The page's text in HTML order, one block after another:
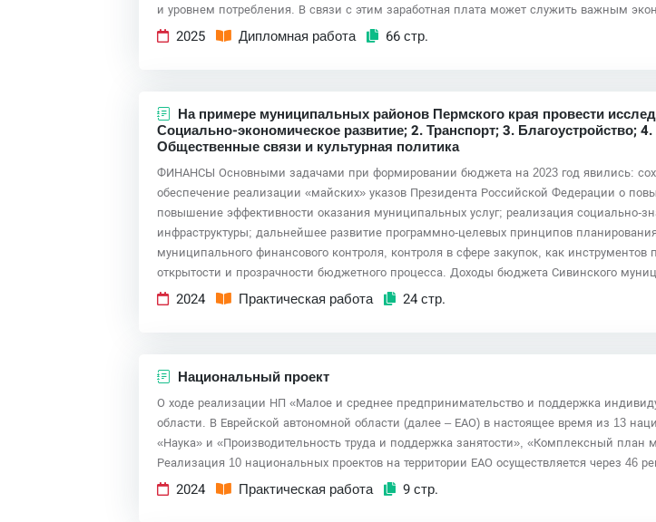
и уровнем потребления. В связи с этим заработная плата может служить важным
2025 Дипломная работа 66 стр.
На примере муниципальных районов Пермского края провести
Социально-экономическое развитие; 2. Транспорт; 3.
Общественные связи и культурная политика
ФИНАНСЫ Основными задачами при формировании бюджета на 2023 год явились:
обеспечение реализации «майских» указов Президента Российской Федерации о
повышение эффективности оказания муниципальных услуг; реализация социально-
инфраструктуры; дальнейшее развитие программно-целевых принципов
муниципального финансового контроля, контроля в сфере закупок, как
открытости и прозрачности бюджетного процесса. Доходы бюджета Сивинского
2024 Практическая работа 24 стр.
Национальный проект
О ходе реализации НП «Малое и среднее предпринимательство и поддержка
области. В Еврейской автономной области (далее – ЕАО) в настоящее время из 13
«Наука» и «Производительность труда и поддержка занятости», «Комплексный
Реализация 10 национальных проектов на территории ЕАО осуществляется через 46
2024 Практическая работа 9 стр.